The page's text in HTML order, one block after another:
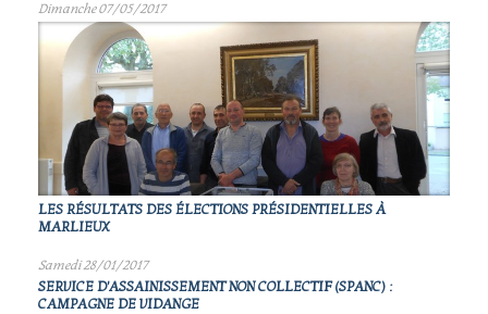
Dimanche 07/05/2017
LES RÉSULTATS DES ÉLECTIONS PRÉSIDENTIELLES À
MARLIEUX
Samedi 28/01/2017
SERVICE D'ASSAINISSEMENT NON COLLECTIF (SPANC) :
CAMPAGNE DE VIDANGE